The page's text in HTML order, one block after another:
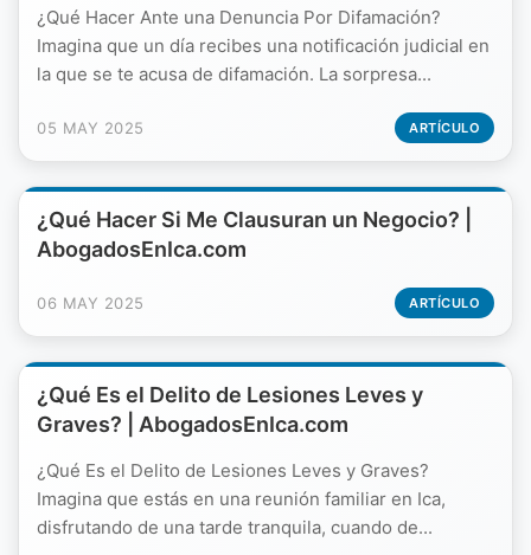
¿Qué Hacer Ante una Denuncia Por Difamación?
Imagina que un día recibes una notificación judicial en
la que se te acusa de difamación. La sorpresa...
05 MAY 2025 ARTÍCULO
¿Qué Hacer Si Me Clausuran un Negocio? |
AbogadosEnIca.com
06 MAY 2025 ARTÍCULO
¿Qué Es el Delito de Lesiones Leves y
Graves? | AbogadosEnIca.com
¿Qué Es el Delito de Lesiones Leves y Graves?
Imagina que estás en una reunión familiar en Ica,
disfrutando de una tarde tranquila, cuando de...